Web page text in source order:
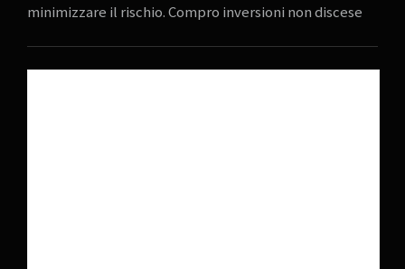
minimizzare il rischio. Compro inversioni non discese